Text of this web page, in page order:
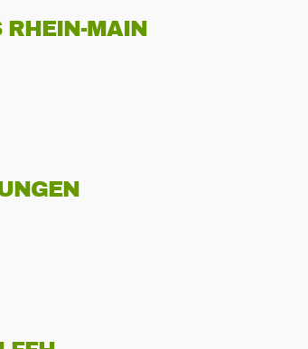
RHEIN-MAIN